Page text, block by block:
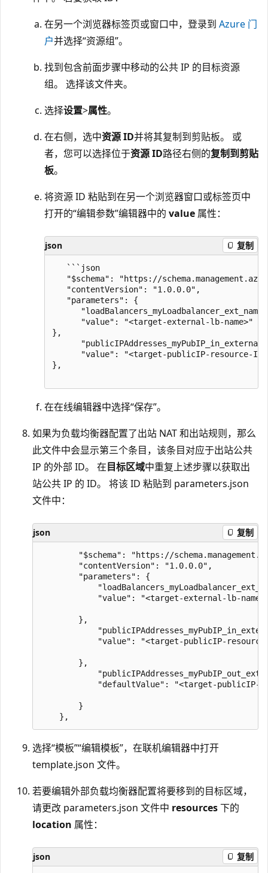
在另一个浏览器标签页或窗口中，登录到 Azure 门
户并选择“资源组”。
找到包含前面步骤中移动的公共 IP 的目标资源
组。 选择该文件夹。
选择设置>属性。
在右侧，选中资源 ID并将其复制到剪贴板。 或
者，您可以选择位于资源 ID路径右侧的复制到剪贴
板。
将资源 ID 粘贴到在另一个浏览器窗口或标签页中
打开的“编辑参数”编辑器中的 value 属性：
json 复制
   ```json
"$schema": "https://
   "contentVersion": "1.0.0.0",
   "parameters": {
      "value": "<target-external-lb-name>"
},
"value": "<target-publicIP-resource-
},
在在线编辑器中选择“保存”。
如果为负载均衡器配置了出站 NAT 和出站规则，那么
此文件中会显示第三个条目，该条目对应于出站公共
IP 的外部 ID。 在目标区域中重复上述步骤以获取出
站公共 IP 的 ID。 将该 ID 粘贴到 parameters.json
文件中：
json 复制
"$schema": "https://
        "contentVersion": "1.0.0.0",
        "parameters": {
"value": "<target-external-lb-
        },
"value": "<target-publicIP-
        },
"defaultValue": "<target-publicIP-
        }
选择“模板”“编辑模板”，在联机编辑器中打开
template.json 文件。
若要编辑外部负载均衡器配置将要移到的目标区域，
请更改 parameters.json 文件中 resources下的
location 属性：
json 复制